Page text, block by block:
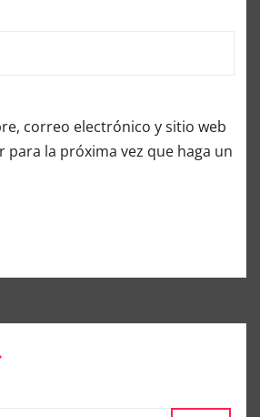
correo electrónico y sitio web
para la próxima vez que haga un